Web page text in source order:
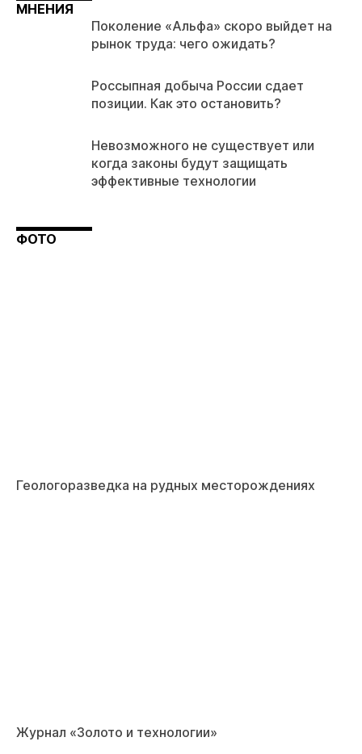
МНЕНИЯ
Поколение «Альфа» скоро выйдет на
рынок труда: чего ожидать?
Россыпная добыча России сдает
позиции. Как это остановить?
Невозможного не существует или
когда законы будут защищать
эффективные технологии
ФОТО
Геологоразведка на рудных месторождениях
Журнал «Золото и технологии»